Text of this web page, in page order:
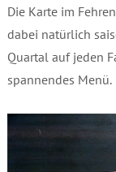
Die Karte im
dabei natürlich
Quartal auf jeden
spannendes Menü.